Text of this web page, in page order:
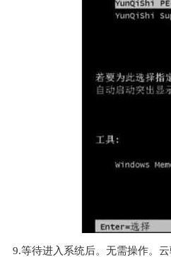
9.等待进入系统后。无需操作。